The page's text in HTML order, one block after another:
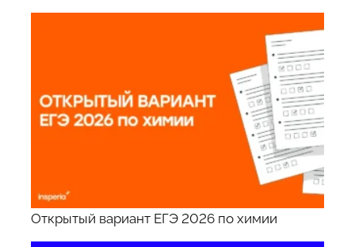
Открытый вариант ЕГЭ 2026 по химии